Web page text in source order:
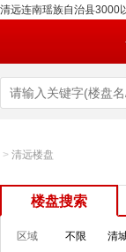
清远连南瑶族自治县3000
> 清远楼盘
楼盘搜索
区域 不限 清